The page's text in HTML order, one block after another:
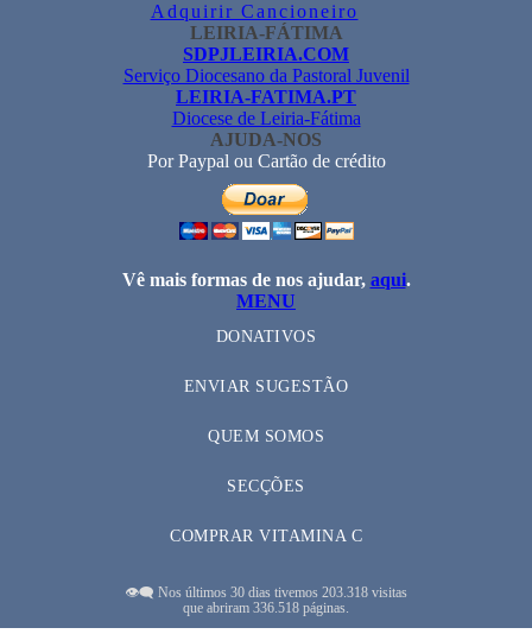
Adquirir Cancioneiro
LEIRIA-FÁTIMA
SDPJLEIRIA.COM
Serviço Diocesano da Pastoral Juvenil
LEIRIA-FATIMA.PT
Diocese de Leiria-Fátima
AJUDA-NOS
Por Paypal ou Cartão de crédito
Vê mais formas de nos ajudar, aqui.
MENU
DONATIVOS
ENVIAR SUGESTÃO
QUEM SOMOS
SECÇÕES
COMPRAR VITAMINA C
👁️‍🗨️ Nos últimos 30 dias tivemos 203.318 visitas
que abriram 336.518 páginas.